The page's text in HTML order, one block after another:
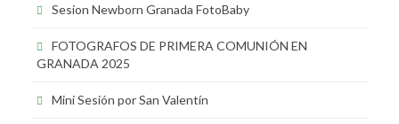
Sesion Newborn Granada FotoBaby
FOTOGRAFOS DE PRIMERA COMUNIÓN EN
GRANADA 2025
Mini Sesión por San Valentín